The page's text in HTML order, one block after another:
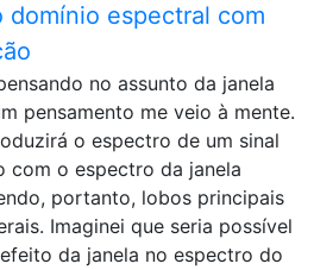
domínio espectral com
no assunto da janela
pensamento me veio à mente.
o espectro de um sinal
com o espectro da janela
portanto, lobos principais
Imaginei que seria possível
da janela no espectro do